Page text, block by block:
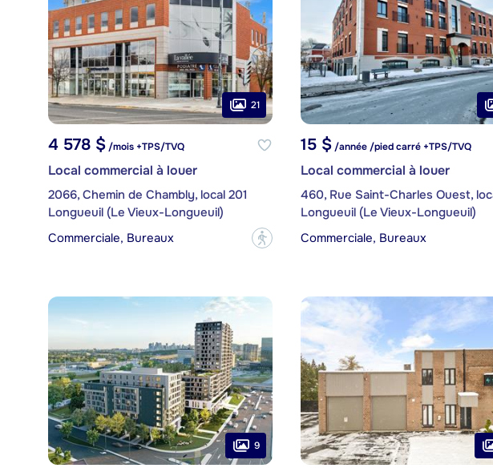
21
4 578 $/mois +TPS/TVQ
Local commercial à louer
2066, Chemin de Chambly, local 201
Longueuil (Le Vieux-Longueuil)
Commerciale, Bureaux
?
15 $/année /pied carré +TPS/TVQ
Local commercial à louer
460, Rue Saint-Charles Ouest,
Longueuil (Le Vieux-Longueuil)
Commerciale, Bureaux
9